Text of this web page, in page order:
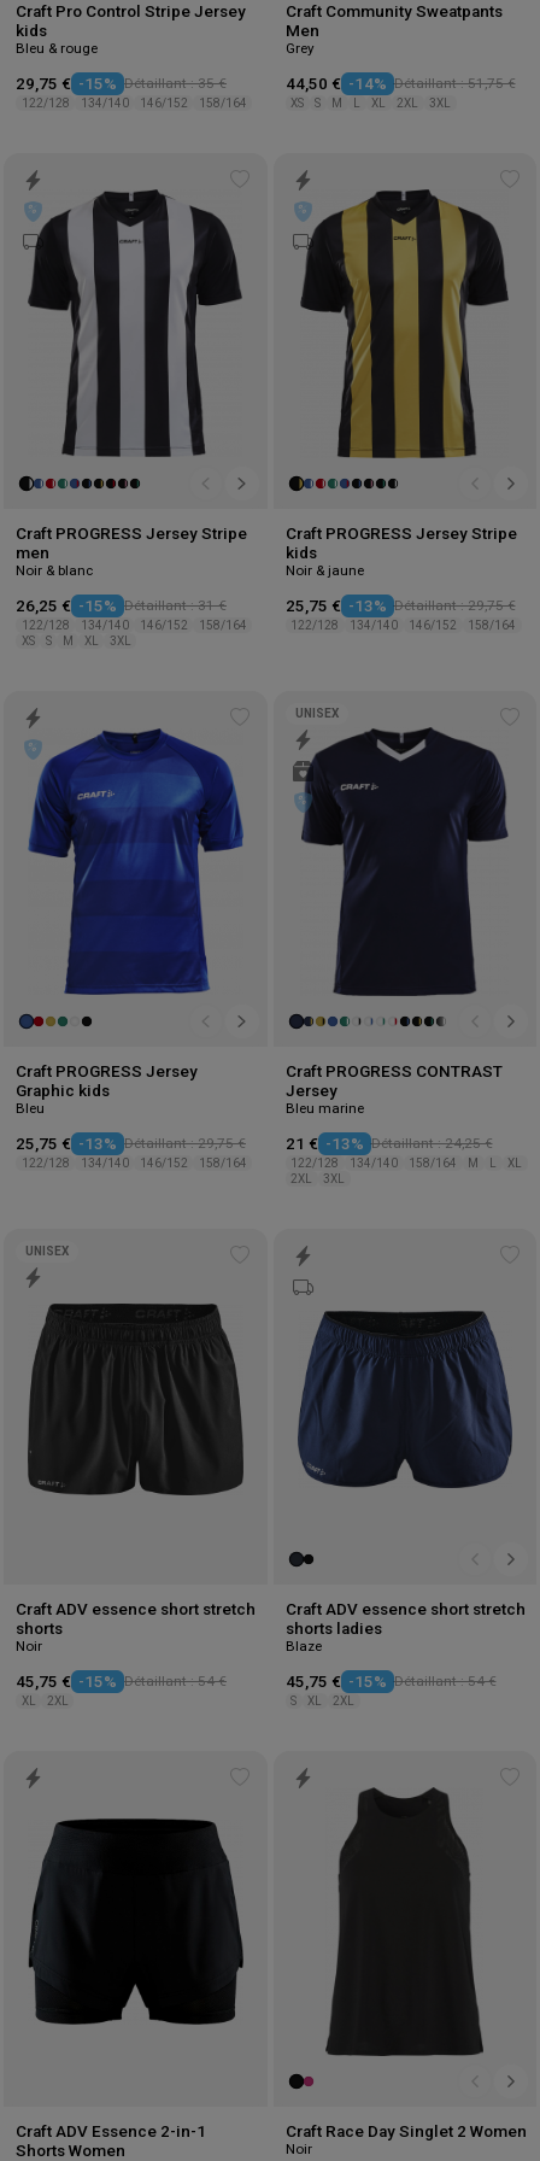
Craft Pro Control Stripe Jersey
kids
Bleu & rouge
29,75 € -15% Détaillant : 35 €
122/128 134/140 146/152 158/164
Craft Community Sweatpants
Men
Grey
44,50 € -14% Détaillant : 51,75 €
XS S M XL 2XL 3XL
wishlist
Craft PROGRESS Jersey Stripe
men
Noir & blanc
26,25 € -15% Détaillant : 31 €
122/128 134/140 146/152
158/164
XS
S M XL 3XL
Craft PROGRESS Jersey Stripe
kids
Noir & jaune
25,75 € -13% Détaillant : 29,75 €
122/128 134/140 146/152 158/164
wishlist
Craft PROGRESS Jersey
Graphic kids
Bleu
25,75 € -13% Détaillant : 29,75 €
122/128 134/140 146/152 158/164
UNISEX
Craft PROGRESS CONTRAST
Jersey
Bleu marine
21 € -13% Détaillant : 24,25 €
122/128 134/140 158/164 M
XL
2XL
3XL
UNISEX
Craft ADV essence short stretch
shorts
Noir
45,75 € -15% Détaillant : 54 €
XL 2XL
Craft ADV essence short stretch
shorts ladies
Blaze
45,75 € -15% Détaillant : 54 €
S XL 2XL
Craft ADV Essence 2-in-1
Shorts Women
Craft Race Day Singlet 2 Women
Noir